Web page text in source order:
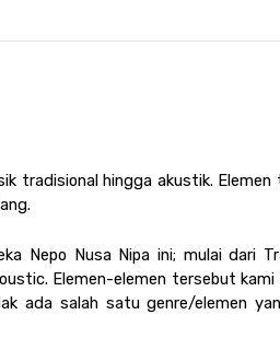
tradisional hingga akustik.
Nepo Nusa Nipa ini; mulai dari
Elemen-elemen tersebut kami
ada salah satu genre/elemen